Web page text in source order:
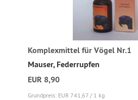
Komplexmittel für Vögel Nr.1
Mauser, Federrupfen
EUR 8,90
Grundpreis: EUR 741,67 / 1 kg